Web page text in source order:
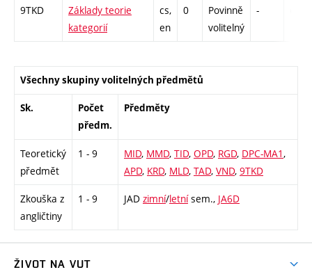
9TKD
Základy teorie
kategorií
cs,
en
0
Povinně
volitelný
-
Všechny skupiny volitelných předmětů
Sk.
Počet
předm.
Předměty
Teoretický
předmět
1 - 9 MID, MMD, TID, OPD, RGD, DPC-MA1 ,
APD, KRD, MLD, TAD, VND, 9TKD
Zkouška z
angličtiny
1 - 9 JAD zimní/letnísem., JA6D
ŽIVOT NA VUT